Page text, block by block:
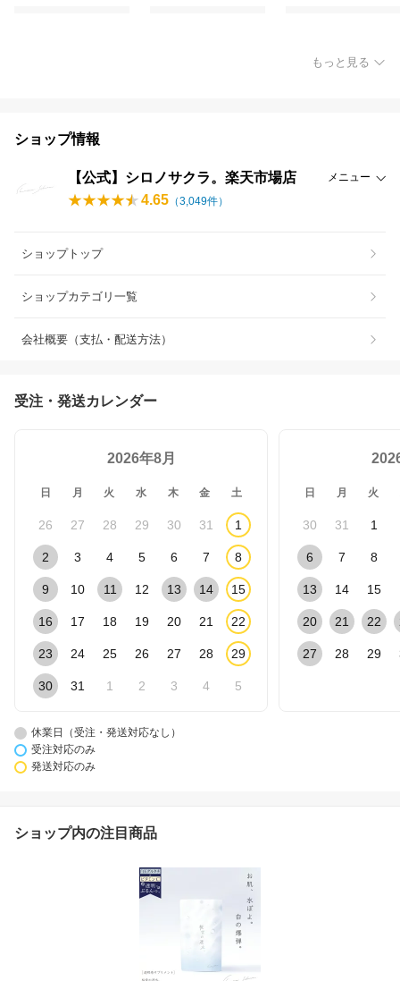
もっと見る
ショップ情報
【公式】シロノサクラ。楽天市場店 メニュー
4.65 （3,049件）
ショップトップ
ショップカテゴリ一覧
会社概要（支払・配送方法）
受注・発送カレンダー
2026年8月
日 月 火 水 木 金 土
26 27 28 29 30 31 1
2 3 4 5 6 7 8
9 10 11 12 13 14 15
16 17 18 19 20 21 22
23 24 25 26 27 28 29
30 31 1 2 3 4 5
日 月 火
30 31 1
6 7 8
13 14 15
20 21 22
27 28 29
休業日（受注・発送対応なし）
受注対応のみ
発送対応のみ
ショップ内の注目商品